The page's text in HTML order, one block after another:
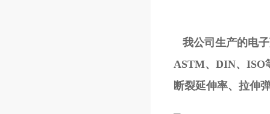
我公司生产的电
ASTM、DIN、ISO
断裂延伸率、拉伸